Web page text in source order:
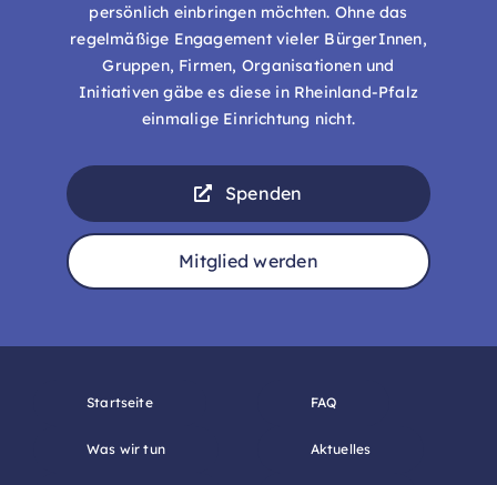
persönlich einbringen möchten. Ohne das
regelmäßige Engagement vieler BürgerInnen,
Gruppen, Firmen, Organisationen und
Initiativen gäbe es diese in Rheinland-Pfalz
einmalige Einrichtung nicht.
Spenden
Mitglied werden
Startseite
Was wir tun
FAQ
Aktuelles